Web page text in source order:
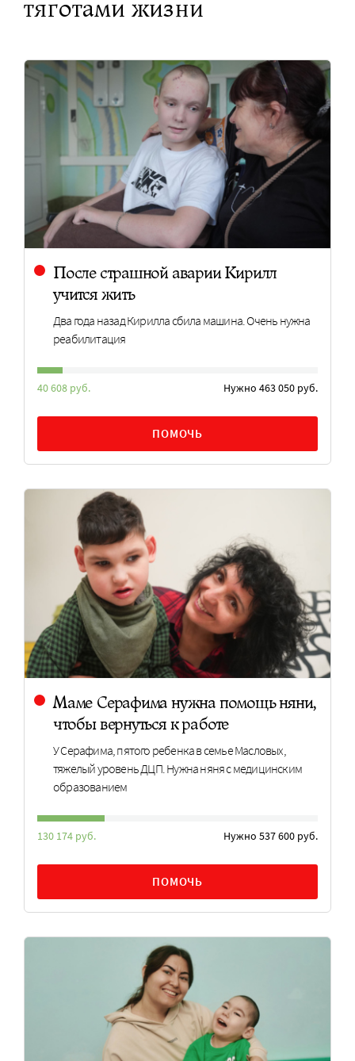
тяготами жизни
После страшной аварии Кирилл
учится жить
Два года назад Кирилла сбила машина. Очень нужна
реабилитация
40 608 руб. Нужно 463 050 руб.
ПОМОЧЬ
Маме Серафима нужна помощь няни,
чтобы вернуться к работе
У Серафима, пятого ребенка в семье Масловых,
тяжелый уровень ДЦП. Нужна няня с медицинским
образованием
130 174 руб. Нужно 537 600 руб.
ПОМОЧЬ